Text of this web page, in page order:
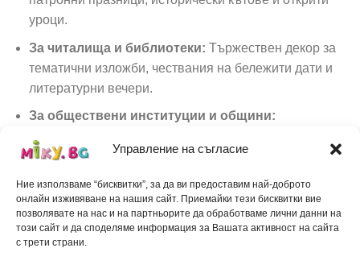
Управление на съгласие
Ние използваме “бисквитки”, за да ви предоставим най-доброто
онлайн изживяване на нашия сайт. Приемайки тези бисквитки вие
позволявате на нас и на партньорите да обработваме лични данни на
този сайт и да споделяме информация за Вашата активност на сайта
с трети страни.
уроци.
За читалища и библиотеки: Тържествен декор за
тематични изложби, чествания на бележити дати и
литературни вечери.
За обществени институции и общини:
площади и празнични трибуни на открито.
За фотосесии и исторически възстановки:
Уникален и реалистичен декор, който привлича
вниманието и оставя трайни спомени.